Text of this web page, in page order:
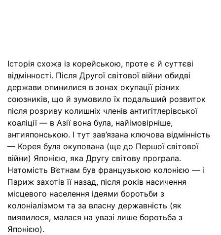
Історія схожа із корейською, проте є й суттєві
відмінності. Після Другої світової війни обидві
держави опинилися в зонах окупації різних
союзників, що й зумовило їх подальший розвиток
після розриву колишніх членів антигітлерівської
коаліції — в Азії вона була, найімовірніше,
антияпонською. І тут зав’язана ключова відмінність
— Корея була окупована (ще до Першої світової
війни) Японією, яка Другу світову програла.
Натомість В’єтнам був французькою колонією — і
Париж захотів її назад, після років насичення
місцевого населення ідеями боротьби з
колоніалізмом та за власну державність (як
виявилося, малася на увазі лише боротьба з
Японією).